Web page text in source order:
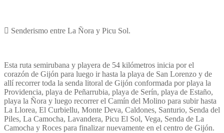
 Senderismo entre La Ñora y Picu Sol.
Esta ruta semirubana y playera de 54 kilómetros inicia por el
corazón de Gijón para luego ir hasta la playa de San Lorenzo y de
allí recorrer toda la senda litoral de Gijón conformada por playa la
Providencia, playa de Peñarrubia, playa de Serín, playa de Estaño,
playa la Ñora y luego recorrer el Camín del Molino para subir hasta
La Llorea, El Curbiellu, Monte Deva, Caldones, Santurio, Senda del
Piles, La Camocha, Lavandera, Picu El Sol, Vega, Senda de La
Camocha y Roces para finalizar nuevamente en el centro de Gijón.